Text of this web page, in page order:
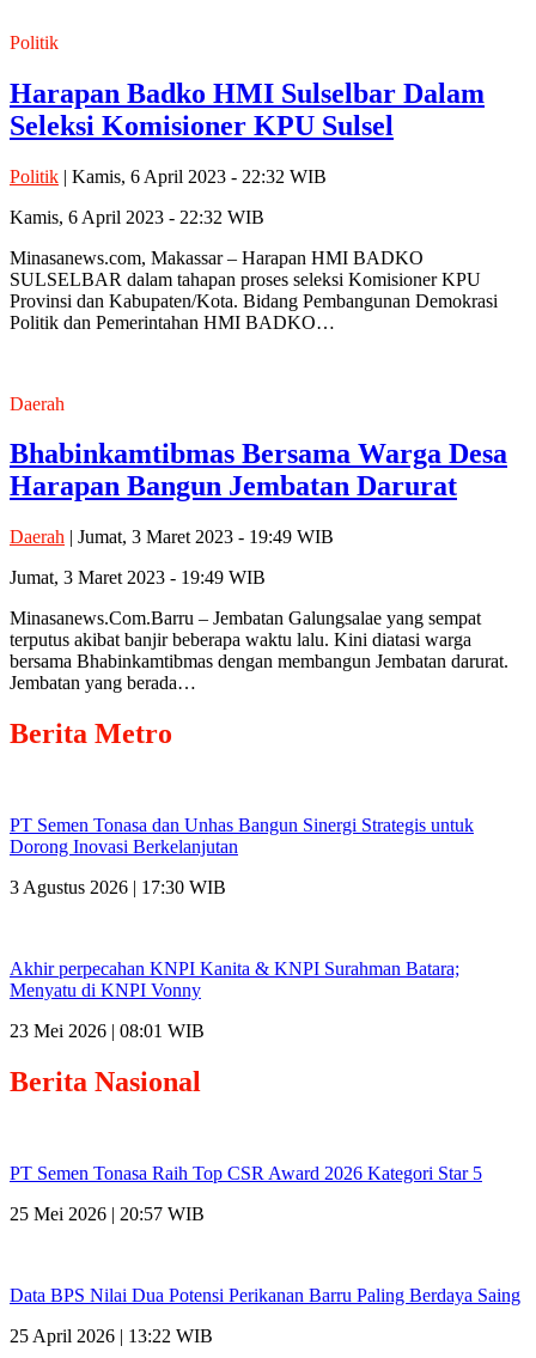
Politik
Harapan Badko HMI Sulselbar Dalam
Seleksi Komisioner KPU Sulsel
Politik | Kamis, 6 April 2023 - 22:32 WIB
Kamis, 6 April 2023 - 22:32 WIB
Minasanews.com, Makassar – Harapan HMI BADKO
SULSELBAR dalam tahapan proses seleksi Komisioner KPU
Provinsi dan Kabupaten/Kota. Bidang Pembangunan Demokrasi
Politik dan Pemerintahan HMI BADKO…
Daerah
Bhabinkamtibmas Bersama Warga Desa
Harapan Bangun Jembatan Darurat
Daerah | Jumat, 3 Maret 2023 - 19:49 WIB
Jumat, 3 Maret 2023 - 19:49 WIB
Minasanews.Com.Barru – Jembatan Galungsalae yang sempat
terputus akibat banjir beberapa waktu lalu. Kini diatasi warga
bersama Bhabinkamtibmas dengan membangun Jembatan darurat.
Jembatan yang berada…
Berita Metro
PT Semen Tonasa dan Unhas Bangun Sinergi Strategis untuk
Dorong Inovasi Berkelanjutan
3 Agustus 2026 | 17:30 WIB
Akhir perpecahan KNPI Kanita & KNPI Surahman Batara;
Menyatu di KNPI Vonny
23 Mei 2026 | 08:01 WIB
Berita Nasional
PT Semen Tonasa Raih Top CSR Award 2026 Kategori Star 5
25 Mei 2026 | 20:57 WIB
Data BPS Nilai Dua Potensi Perikanan Barru Paling Berdaya Saing
25 April 2026 | 13:22 WIB